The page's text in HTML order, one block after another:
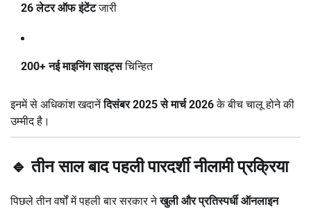
26 लेटर ऑफ इंटेंटजारी
200+ नई माइनिंग साइट्सचिन्हित
इनमें से अधिकांश खदानेंदिसंबर 2025 से मार्च 2026के बीच चालू होने की
उम्मीद है।
🔹 तीन साल बाद पहली पारदर्शी नीलामी प्रक्रिया
पिछले तीन वर्षों में पहली बार सरकार नेखुली और प्रतिस्पर्धी ऑनलाइन